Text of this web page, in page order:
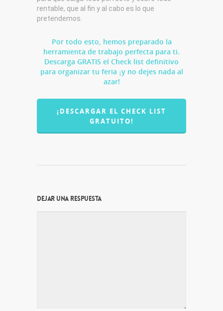
rentable, que al fin y al cabo es lo que
pretendemos.
Por todo esto, hemos preparado la
herramienta de trabajo perfecta para ti.
Descarga GRATIS el Check list definitivo
para organizar tu feria ¡y no dejes nada al
azar!
¡DESCARGAR EL CHECK LIST
GRATUITO!
Dejar una respuesta